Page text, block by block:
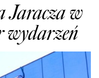
Jaracza w